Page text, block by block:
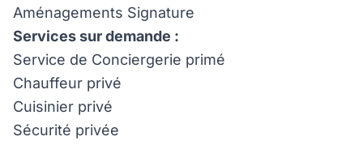
Aménagements Signature
Services sur demande :
Service de Conciergerie primé
Chauffeur privé
Cuisinier privé
Sécurité privée